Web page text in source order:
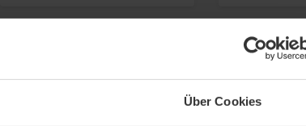
Über Cookies